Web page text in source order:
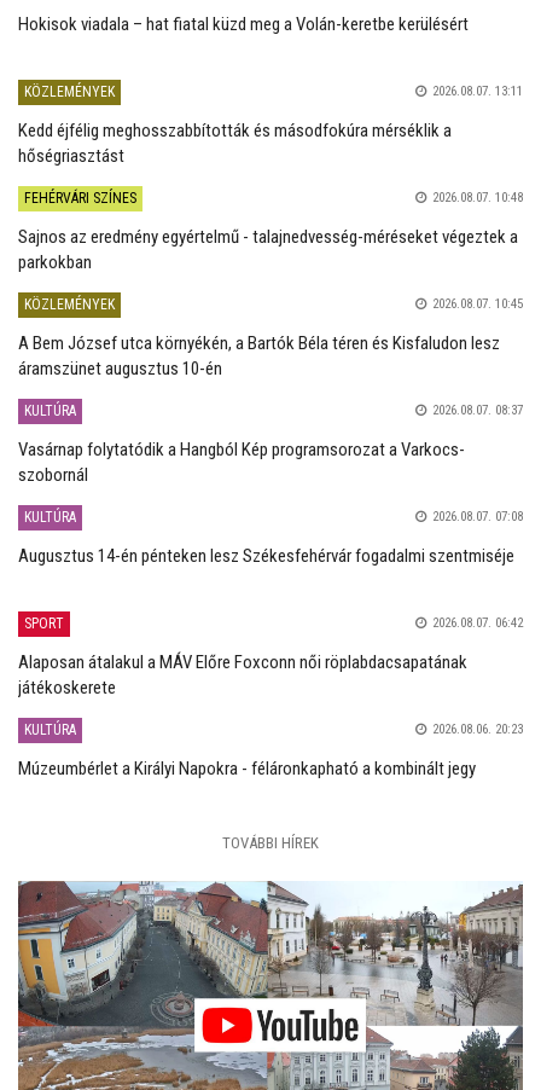
Hokisok viadala – hat fiatal küzd meg a Volán-keretbe kerülésért
KÖZLEMÉNYEK 2026.08.07. 13:11
Kedd éjfélig meghosszabbították és másodfokúra mérséklik a
hőségriasztást
FEHÉRVÁRI SZÍNES 2026.08.07. 10:48
Sajnos az eredmény egyértelmű - talajnedvesség-méréseket végeztek a
parkokban
KÖZLEMÉNYEK 2026.08.07. 10:45
A Bem József utca környékén, a Bartók Béla téren és Kisfaludon lesz
áramszünet augusztus 10-én
KULTÚRA 2026.08.07. 08:37
Vasárnap folytatódik a Hangból Kép programsorozat a Varkocs-
szobornál
KULTÚRA 2026.08.07. 07:08
Augusztus 14-én pénteken lesz Székesfehérvár fogadalmi szentmiséje
SPORT 2026.08.07. 06:42
Alaposan átalakul a MÁV Előre Foxconn női röplabdacsapatának
játékoskerete
KULTÚRA 2026.08.06. 20:23
Múzeumbérlet a Királyi Napokra - féláronkapható a kombinált jegy
TOVÁBBI HÍREK